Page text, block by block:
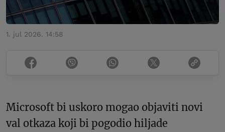
1. jul 2026. 14:58
Microsoft bi uskoro mogao objaviti novi
val otkaza koji bi pogodio hiljade